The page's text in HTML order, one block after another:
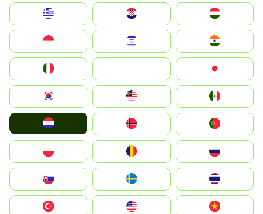
Magyarország
South Korea
United States